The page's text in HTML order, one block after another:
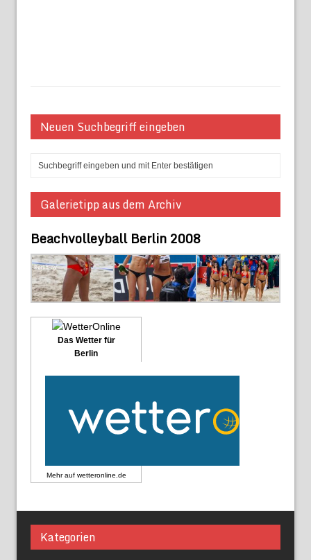
Neuen Suchbegriff eingeben
Galerietipp aus dem Archiv
Beachvolleyball Berlin 2008
Das Wetter für
Berlin
Mehr auf wetteronline.de
Kategorien